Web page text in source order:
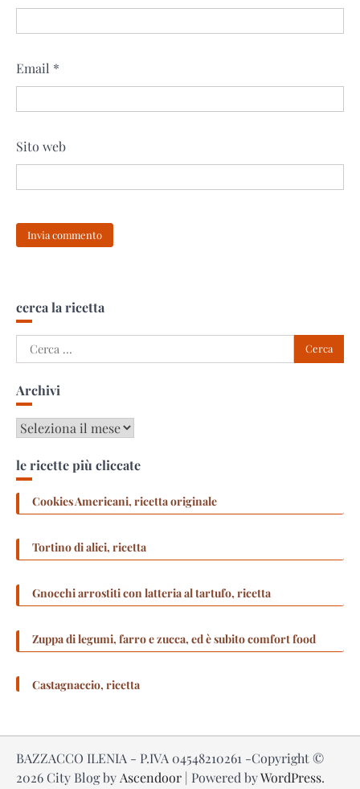
Email *
Sito web
cerca la ricetta
Ricerca
per:
Archivi
Archivi
le ricette più cliccate
Cookies Americani, ricetta originale
Tortino di alici, ricetta
Gnocchi arrostiti con latteria al tartufo, ricetta
Zuppa di legumi, farro e zucca, ed è subito comfort food
Castagnaccio, ricetta
BAZZACCO ILENIA - P.IVA 04548210261 -Copyright ©
2026City Blog by Ascendoor | Powered byWordPress.